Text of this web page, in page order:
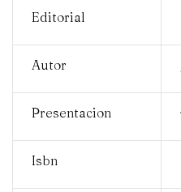
Editorial
Autor
Presentacion
Isbn